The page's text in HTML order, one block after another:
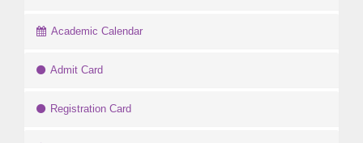
Academic Calendar
Admit Card
Registration Card